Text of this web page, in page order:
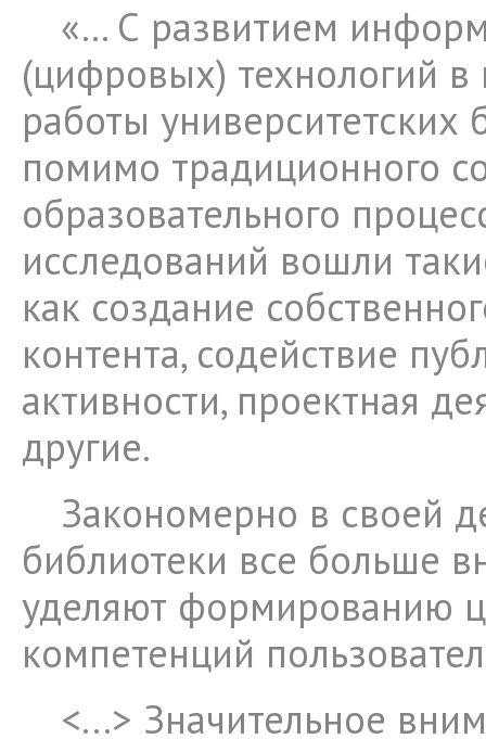
«… С развитием
(цифровых) технологий в
работы университетских
помимо традиционного
образовательного
исследований вошли
как создание
контента, содействие
активности, проектная
другие.
Закономерно в своей
библиотеки все больше
уделяют формированию
компетенций
<...> Значительное